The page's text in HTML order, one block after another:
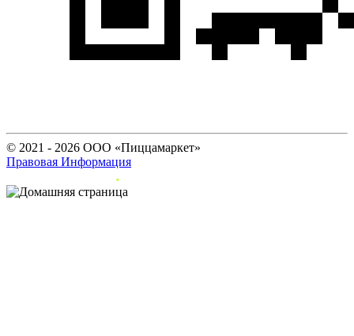
© 2021 - 2026 ООО «Пиццамаркет»
Правовая Информация